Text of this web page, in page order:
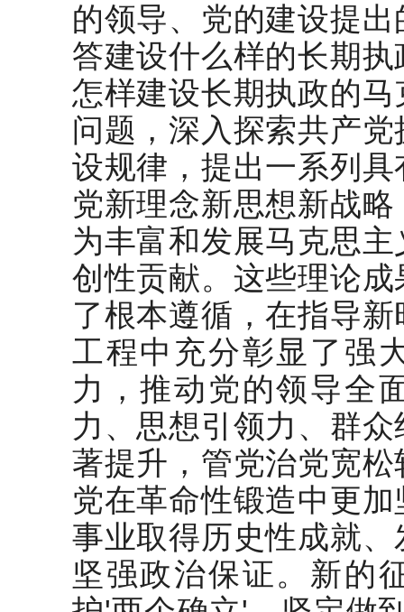
的领导、党的建设提
答建设什么样的长期
怎样建设长期执政的
问题，深入探索共产
设规律，提出一系列
党新理念新思想新战
为丰富和发展马克思
创性贡献。这些理论
了根本遵循，在指导
工程中充分彰显了强
力，推动党的领导全
力、思想引领力、群
著提升，管党治党宽
党在革命性锻造中更
事业取得历史性成就
坚强政治保证。新的